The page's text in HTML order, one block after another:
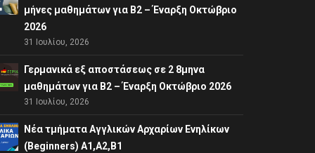
μήνες μαθημάτων για B2 – Έναρξη Οκτώβριο
2026
31 Ιουλίου, 2026
Γερμανικά εξ αποστάσεως σε 2 8μηνα
μαθημάτων για Β2 – Έναρξη Οκτώβριο 2026
31 Ιουλίου, 2026
Νέα τμήματα Αγγλικών Αρχαρίων Ενηλίκων
(Beginners) A1,A2,B1